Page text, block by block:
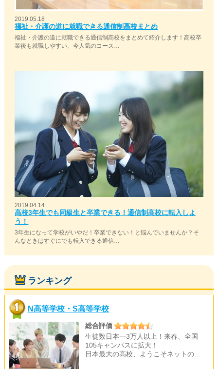
2019.05.18
福祉・介護の道に就職できる通信制高校まとめ
福祉・介護の道に就職できる通信制高校をまとめて紹介します！高校卒
業後も就職しやすい、今人気のコース…
2019.04.14
高校3年生でも同級生と卒業できる！通信制高校に転入しよ
う！
3年生になって学校がいやだ！卒業できない！と悩んでいませんか？そ
んなときはすぐにでも転入できる通信…
ランキング
N高等学校・S高等学校
総合評価
生徒数日本一3万人以上！来春、全国
105キャンパスに拡大！
日本最大の高校、ようこそネットの…